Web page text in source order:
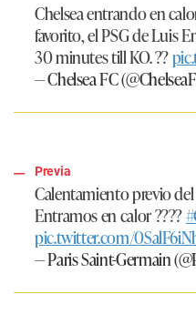
Chelsea entrando en
favorito, el PSG de Luis
30 minutes till KO. ??
— Chelsea FC
Previa
Calentamiento previo del
Entramos en calor ????
pic.twitter.com/
— Paris Saint-Germain